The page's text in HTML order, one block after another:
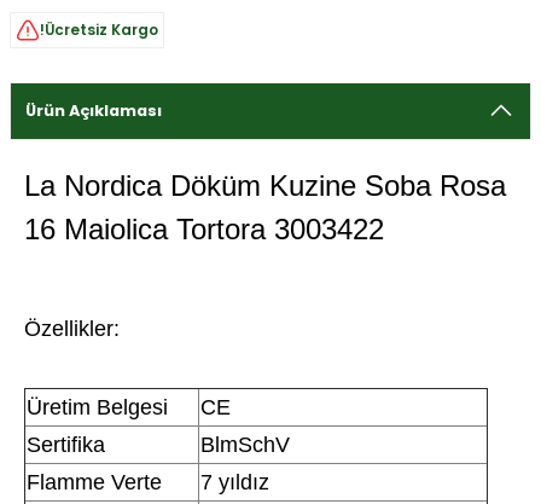
!Ücretsiz Kargo
Ürün Açıklaması
La Nordica Döküm Kuzine Soba Rosa
16 Maiolica Tortora 3003422
Özellikler:
Üretim Belgesi
CE
Sertifika
BlmSchV
Flamme Verte
7 yıldız